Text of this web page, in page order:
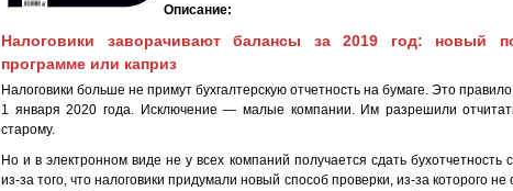
Описание:
Налоговики заворачивают балансы за 2019 год: новый
программе или каприз
Налоговики больше не примут бухгалтерскую отчетность на бумаге. Это
1 января 2020 года. Исключение — малые компании. Им разрешили
старому.
Но и в электронном виде не у всех компаний получается сдать бухотчетность
из-за того, что налоговики придумали новый способ проверки, из-за которого не